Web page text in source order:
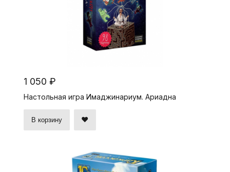
1 050 ₽
Настольная игра Имаджинариум. Ариадна
В корзину